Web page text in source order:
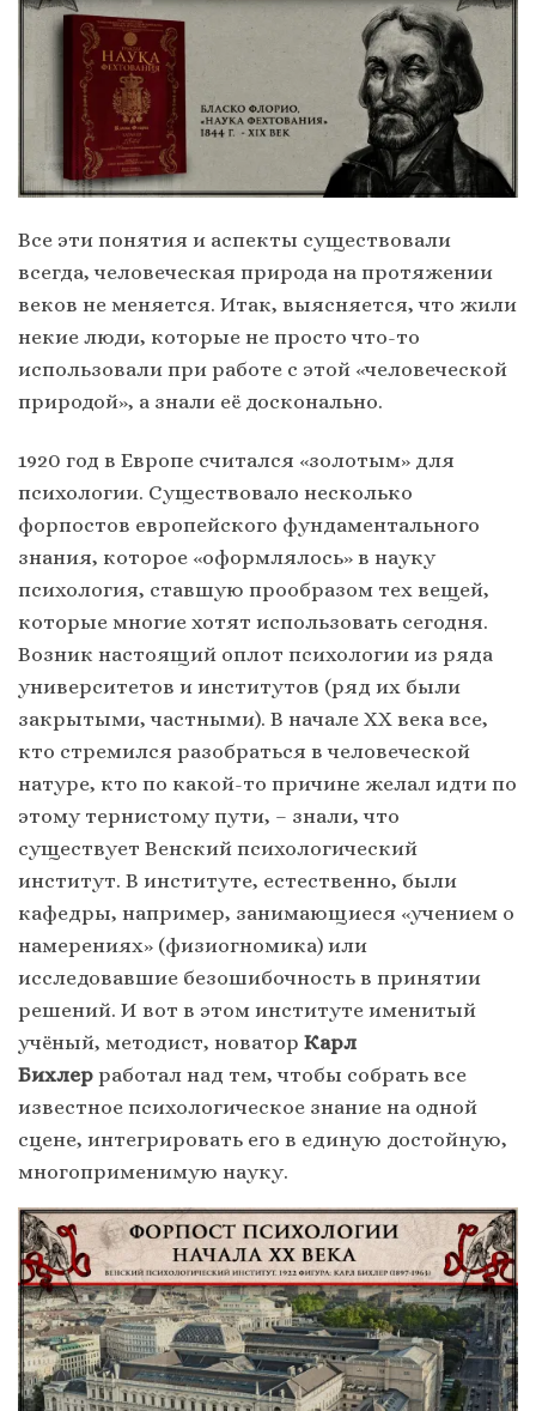
Все эти понятия и аспекты существовали
всегда, человеческая природа на протяжении
веков не меняется. Итак, выясняется, что жили
некие люди, которые не просто что-то
использовали при работе с этой «человеческой
природой», а знали её досконально.
1920 год в Европе считался «золотым» для
психологии. Существовало несколько
форпостов европейского фундаментального
знания, которое «оформлялось» в науку
психология, ставшую прообразом тех вещей,
которые многие хотят использовать сегодня.
Возник настоящий оплот психологии из ряда
университетов и институтов (ряд их были
закрытыми, частными). В начале XX века все,
кто стремился разобраться в человеческой
натуре, кто по какой-то причине желал идти по
этому тернистому пути, – знали, что
существует Венский психологический
институт. В институте, естественно, были
кафедры, например, занимающиеся «учением о
намерениях» (физиогномика) или
исследовавшие безошибочность в принятии
решений. И вот в этом институте именитый
учёный, методист, новатор Карл
Бихлер работал над тем, чтобы собрать все
известное психологическое знание на одной
сцене, интегрировать его в единую достойную,
многоприменимую науку.